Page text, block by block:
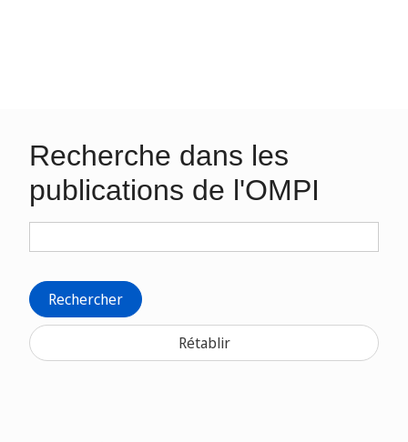
Recherche dans les
publications de l'OMPI
Rechercher
Rétablir